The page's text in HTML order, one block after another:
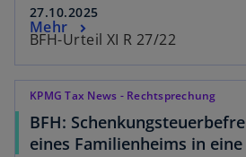
27.10.2025
BFH-Urteil XI R 27/22
Mehr
KPMG Tax News - Rechtsprechung
BFH:
eines Familienheims in eine